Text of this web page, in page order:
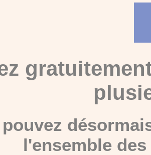
l'ensemble